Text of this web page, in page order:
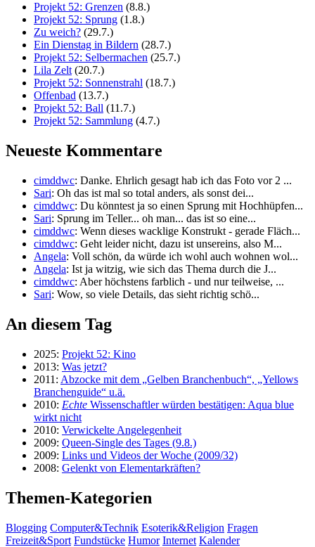
Projekt 52: Grenzen (8.8.)
Projekt 52: Sprung (1.8.)
Zu weich? (29.7.)
Ein Dienstag in Bildern (28.7.)
Projekt 52: Selbermachen (25.7.)
Lila Zelt (20.7.)
Projekt 52: Sonnenstrahl (18.7.)
Offenbad (13.7.)
Projekt 52: Ball (11.7.)
Projekt 52: Sammlung (4.7.)
Neueste Kommentare
cimddwc: Danke. Ehrlich gesagt hab ich das Foto vor 2 ...
Sari: Oh das ist mal so total anders, als sonst dei...
cimddwc: Du könntest ja so einen Sprung mit Hochhüpfen...
Sari: Sprung im Teller... oh man... das ist so eine...
cimddwc: Wenn dieses wacklige Konstrukt - gerade Fläch...
cimddwc: Geht leider nicht, dazu ist unsereins, also M...
Angela: Voll schön, da würde ich wohl auch wohnen wol...
Angela: Ist ja witzig, wie sich das Thema durch die J...
cimddwc: Aber höchstens farblich - und nur teilweise, ...
Sari: Wow, so viele Details, das sieht richtig schö...
An diesem Tag
2025: Projekt 52: Kino
2013: Was jetzt?
2011: Abzocke mit dem „Gelben Branchenbuch“, „Yellows
Branchenguide“ u.ä.
2010: Echte Wissenschaftler würden bestätigen: Aqua blue
wirkt nicht
2010: Verwickelte Angelegenheit
2009: Queen-Single des Tages (9.8.)
2009: Links und Videos der Woche (2009/32)
2008: Gelenkt von Elementarkräften?
Themen-Kategorien
Blogging Computer&Technik Esoterik&Religion Fragen
Freizeit&Sport Fundstücke Humor Internet Kalender